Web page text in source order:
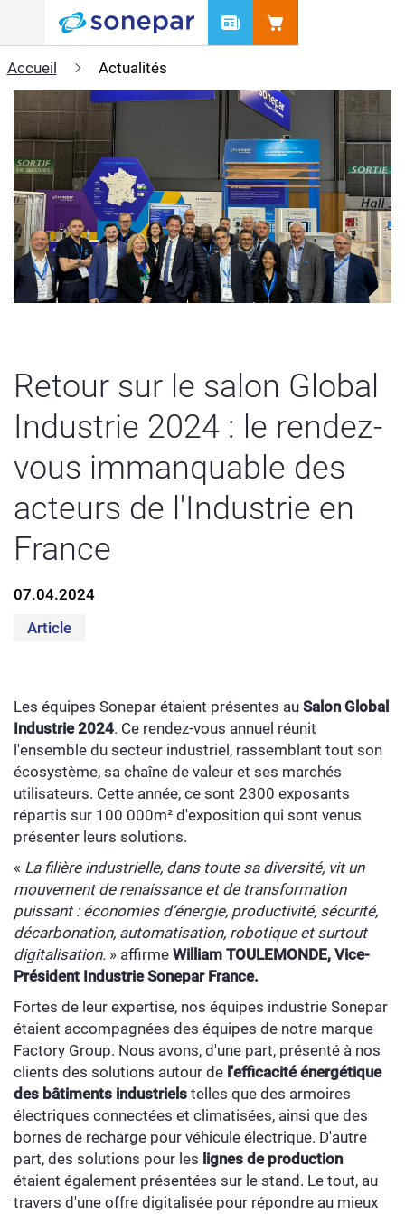
Accueil
Actualités
Retour sur le salon Global
Industrie 2024 : le rendez-
vous immanquable des
acteurs de l'Industrie en
France
07.04.2024
Article
Les équipes Sonepar étaient présentes au Salon Global
Industrie 2024. Ce rendez-vous annuel réunit
l'ensemble du secteur industriel, rassemblant tout son
écosystème, sa chaîne de valeur et ses marchés
utilisateurs. Cette année, ce sont 2300 exposants
répartis sur 100 000m² d'exposition qui sont venus
présenter leurs solutions.
« La filière industrielle, dans toute sa diversité, vit un
mouvement de renaissance et de transformation
puissant : économies d’énergie, productivité, sécurité,
décarbonation, automatisation, robotique et surtout
digitalisation. » affirme William TOULEMONDE, Vice-
Président Industrie Sonepar France.
Fortes de leur expertise, nos équipes industrie Sonepar
étaient accompagnées des équipes de notre marque
Factory Group. Nous avons, d'une part, présenté à nos
clients des solutions autour de l'efficacité énergétique
des bâtiments industriels telles que des armoires
électriques connectées et climatisées, ainsi que des
bornes de recharge pour véhicule électrique. D'autre
part, des solutions pour les lignes de production
étaient également présentées sur le stand. Le tout, au
travers d'une offre digitalisée pour répondre au mieux